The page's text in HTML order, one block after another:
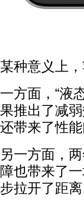
某种意义上
一方面，“液
果推出了减
还带来了性能
另一方面，
障也带来了
步拉开了距离